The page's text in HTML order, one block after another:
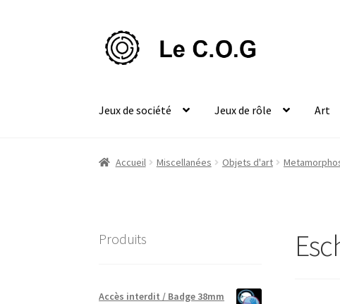
Aller
Aller
au
Jeux de société Jeux de rôle Art
Accueil Miscellanées Objets d'art
Produits
Accès interdit / Badge 38mm